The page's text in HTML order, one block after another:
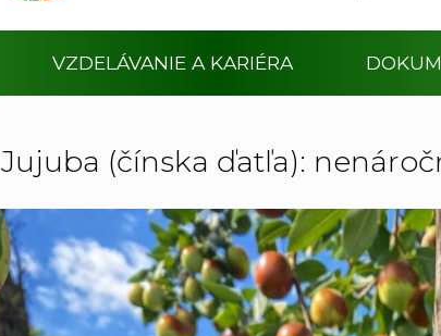
VZDELÁVANIE A KARIÉRA
Jujuba (čínska ďatľa):